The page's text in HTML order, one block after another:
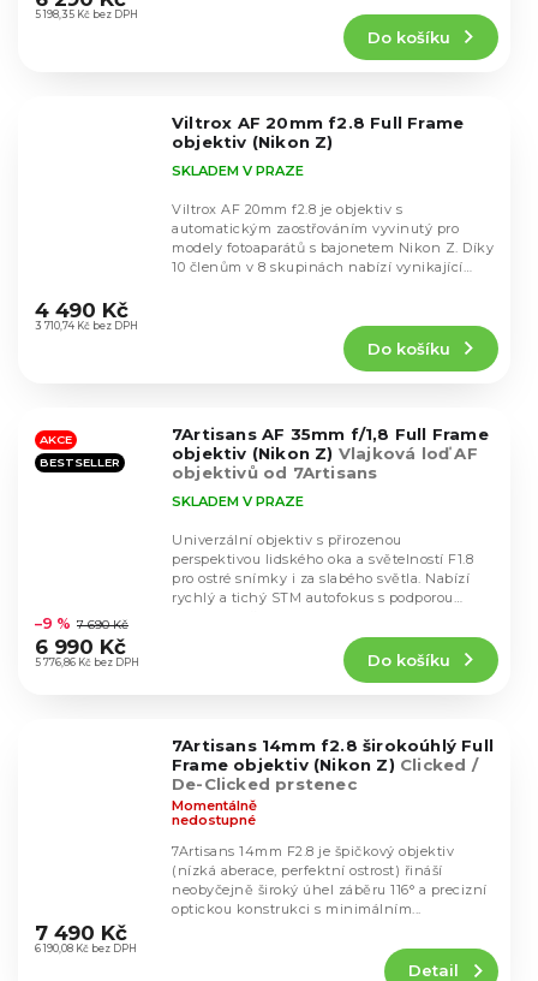
produktu
5 198,35 Kč bez DPH
Do košíku
Viltrox AF 20mm f2.8 Full Frame
objektiv (Nikon Z)
hodnocení
produktu
hvězdiček.
SKLADEM V PRAZE
3 710,74 Kč bez DPH
4 490 Kč
Do košíku
Viltrox AF 20mm f2.8 je objektiv s
automatickým zaostřováním vyvinutý pro
modely fotoaparátů s bajonetem Nikon Z. Díky
10 členům v 8 skupinách nabízí vynikající
AKCE
BESTSELLER
7Artisans AF 35mm f/1,8 Full Frame
objektiv (Nikon Z) Vlajková loď AF
objektivů od 7Artisans
hodnocení
produktu
je
SKLADEM V PRAZE
5 776,86 Kč bez DPH
–9 % 7 690 Kč
6 990 Kč
Do košíku
Univerzální objektiv s přirozenou
perspektivou lidského oka a světelností F1.8
pro ostré snímky i za slabého světla. Nabízí
rychlý a tichý STM autofokus s podporou
7Artisans 14mm f2.8 širokoúhlý Full
Frame objektiv (Nikon Z) Clicked /
De-Clicked prstenec
hodnocení
produktu
Momentálně
nedostupné
6 190,08 Kč bez DPH
7 490 Kč
Detail
7Artisans 14mm F2.8 je špičkový objektiv
(nízká aberace, perfektní ostrost) řináší
neobyčejně široký úhel záběru 116° a precizní
optickou konstrukci s minimálním...